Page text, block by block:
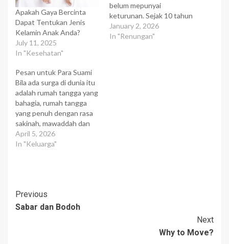
Apakah Gaya Bercinta
Dapat Tentukan Jenis
Kelamin Anak Anda?
July 11, 2025
In "Kesehatan"
belum mepunyai
keturunan. Sejak 10 tahun
yang lalu, sang istri
terlibat aktif dalam
January 2, 2026
In "Renungan"
Pesan untuk Para Suami
Bila ada surga di dunia itu
adalah rumah tangga yang
bahagia, rumah tangga
yang penuh dengan rasa
sakinah, mawaddah dan
rahmah. Dan bila ada
neraka di dunia itu adalah
dari rasa sakinah
mawaddah dan rahmah.
April 5, 2026
In "Keluarga"
Post
Navigation
Previous
Sabar dan Bodoh
Next
Why to Move?